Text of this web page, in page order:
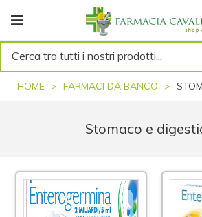
Cerca tra tutti i nostri prodotti...
HOME FARMACI DA BANCO
Stomaco e